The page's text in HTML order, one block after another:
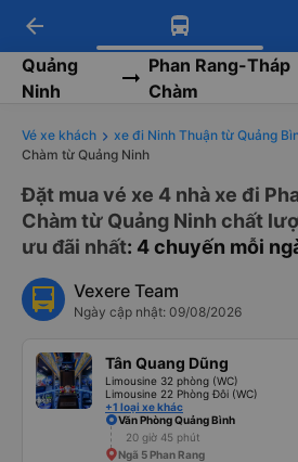
Tải app Vexere ngay!
Nhận ưu đãi thành viên
quyền
Tải app Vexere
-30k/ghế khi đặt vé máy
app
arrow_back
Quảng
Ninh
Phan Rang-Tháp
Chàm
Vé xe khách xe đi Ninh Thuận từ Quảng
Chàm từ Quảng Ninh
Đặt mua vé xe 4 nhà xe đi
Chàm từ Quảng Ninh chất
ưu đãi nhất: 4 chuyến mỗi
Vexere Team
Ngày cập nhật: 09/08/2026
Tân Quang Dũng
Limousine 32 phòng (WC)
Limousine 22 Phòng Đôi (WC)
+1 loại xe khác
Văn Phòng Quảng Bình
20 giờ 45 phút
Ngã 5 Phan Rang